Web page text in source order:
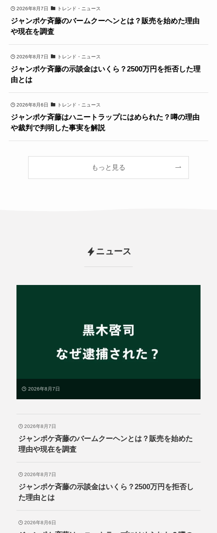
2026年8月7日 トレンド・ニュース
ジャンポケ斉藤のバームクーヘンとは？販売を始めた理由
や現在を調査
2026年8月7日 トレンド・ニュース
ジャンポケ斉藤の示談金はいくら？2500万円を拒否した理
由とは
2026年8月6日 トレンド・ニュース
ジャンポケ斉藤はハニートラップにはめられた？噂の理由
や裁判で判明した事実を解説
もっと見る
ニュース
2026年8月7日
2026年8月7日
ジャンポケ斉藤のバームクーヘンとは？販売を始めた
理由や現在を調査
2026年8月7日
ジャンポケ斉藤の示談金はいくら？2500万円を拒否し
た理由とは
2026年8月6日